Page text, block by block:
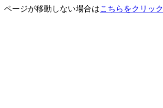
ページが移動しない場合はこちらをクリック